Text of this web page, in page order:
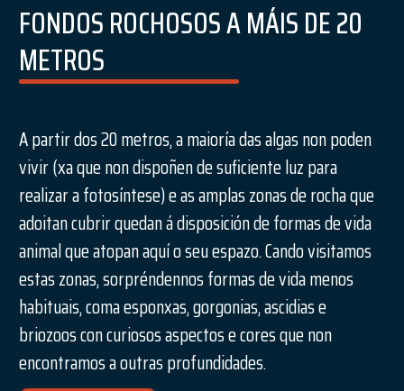
FONDOS ROCHOSOS A MÁIS DE 20
METROS
A partir dos 20 metros, a maioría das algas non poden
vivir (xa que non dispoñen de suficiente luz para
realizar a fotosíntese) e as amplas zonas de rocha que
adoitan cubrir quedan á disposición de formas de vida
animal que atopan aquí o seu espazo. Cando visitamos
estas zonas, sorpréndennos formas de vida menos
habituais, coma esponxas, gorgonias, ascidias e
briozoos con curiosos aspectos e cores que non
encontramos a outras profundidades.